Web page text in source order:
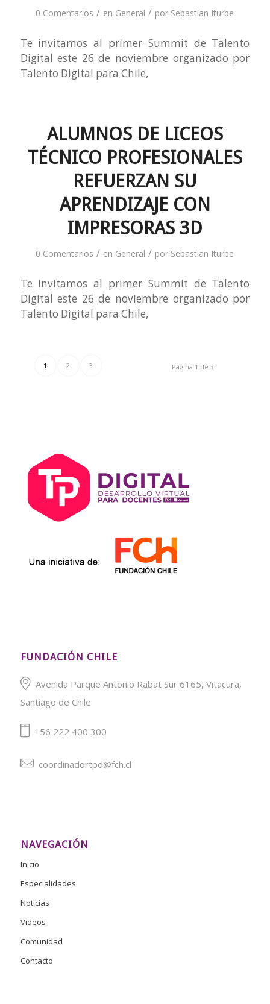
0 Comentarios / en General / por Sebastian Iturbe
Te invitamos al primer Summit de Talento
Digital este 26 de noviembre organizado por
Talento Digital para Chile,
ALUMNOS DE LICEOS
TÉCNICO PROFESIONALES
REFUERZAN SU
APRENDIZAJE CON
IMPRESORAS 3D
0 Comentarios / en General / por Sebastian Iturbe
Te invitamos al primer Summit de Talento
Digital este 26 de noviembre organizado por
Talento Digital para Chile,
Página 1 de 3
1 2 3
FUNDACIÓN CHILE
Avenida Parque Antonio Rabat Sur 6165, Vitacura,
Santiago de Chile
+56 222 400 300
coordinadortpd@fch.cl
NAVEGACIÓN
Inicio
Especialidades
Noticias
Videos
Comunidad
Contacto